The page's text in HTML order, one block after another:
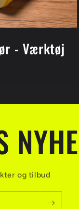
- Værktøj
og tilbud